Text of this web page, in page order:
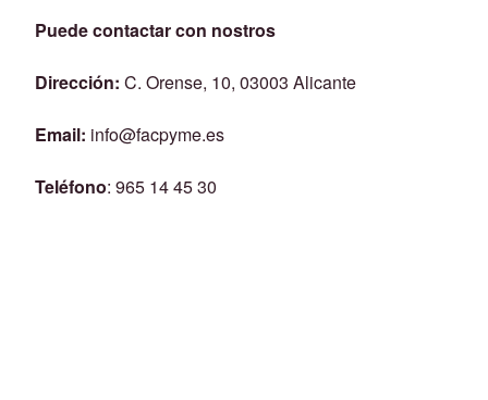
Puede contactar con nostros
Dirección: C. Orense, 10, 03003 Alicante
Email: info@facpyme.es
Teléfono: 965 14 45 30